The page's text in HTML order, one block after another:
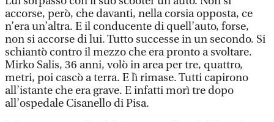
accorse, però, che davanti, nella corsia opposta, ce
n’era un’altra. E il conducente di quell’auto, forse,
non si accorse di lui. Tutto successe in un secondo. Si
schiantò contro il mezzo che era pronto a svoltare.
Mirko Salis, 36 anni, volò in area per tre, quattro,
metri, poi cascò a terra. E lì rimase. Tutti capirono
all’istante che era grave. E infatti morì tre dopo
all’ospedale Cisanello di Pisa.